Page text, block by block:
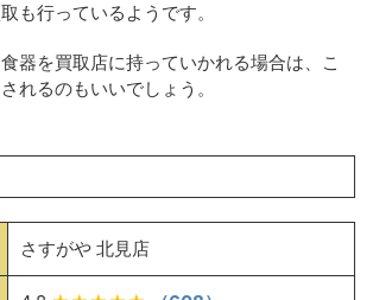
も行っているようです。
器を買取店に持っていかれる場合は、こ
れるのもいいでしょう。
さすがや 北見店